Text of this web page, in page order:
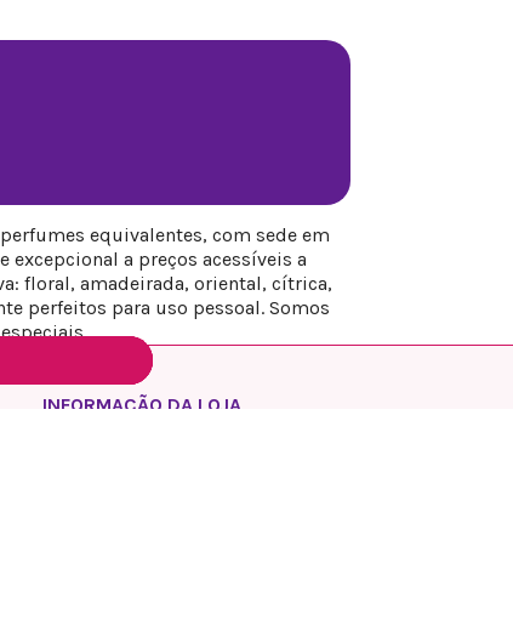
equivalentes, com sede em
a preços acessíveis a
floral, amadeirada, oriental, cítrica,
perfeitos para uso pessoal. Somos
INFORMAÇÃO DA LOJA